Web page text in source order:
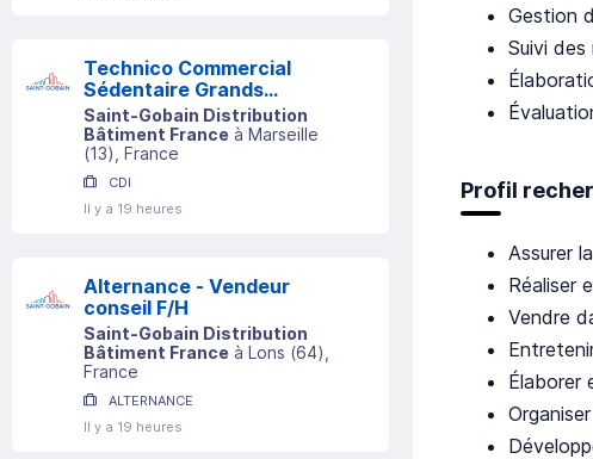
Technico Commercial
Sédentaire Grands
Comptes (h/f)
Saint-Gobain Distribution
Bâtiment France à Marseille
(13) , France
CDI
Il y a 19 heures
Alternance - Vendeur
conseil F/H
Saint-Gobain Distribution
Bâtiment France à Lons (64)
France
ALTERNANCE
Il y a 19 heures
Gestion
Suivi des
Profil
Assurer
Réaliser
Vendre
Élaborer